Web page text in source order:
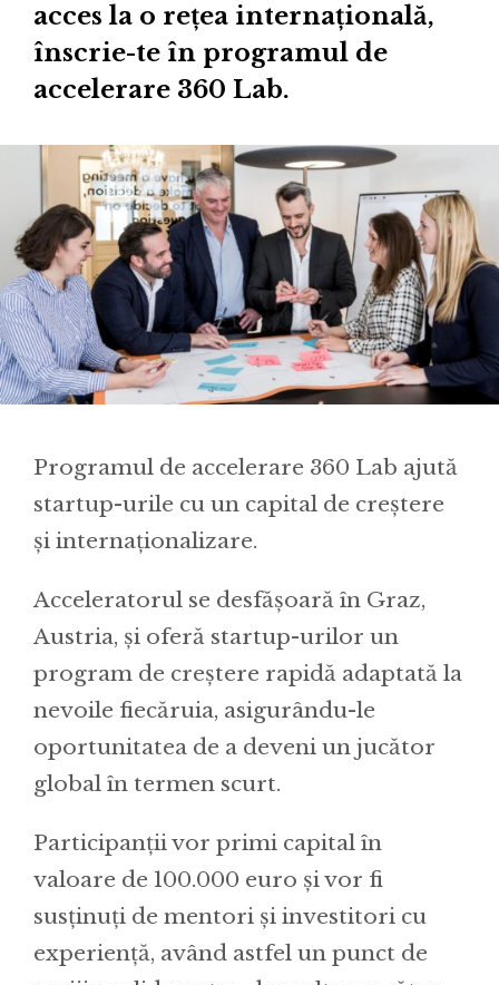
acces la o rețea internațională,
înscrie-te în programul de
accelerare 360 Lab.
Programul de accelerare 360 Lab ajută
startup-urile cu un capital de creștere
și internaționalizare.
Acceleratorul se desfășoară în Graz,
Austria, și oferă startup-urilor un
program de creștere rapidă adaptată la
nevoile fiecăruia, asigurându-le
oportunitatea de a deveni un jucător
global în termen scurt.
Participanții vor primi capital în
valoare de 100.000 euro și vor fi
susținuți de mentori și investitori cu
experiență, având astfel un punct de